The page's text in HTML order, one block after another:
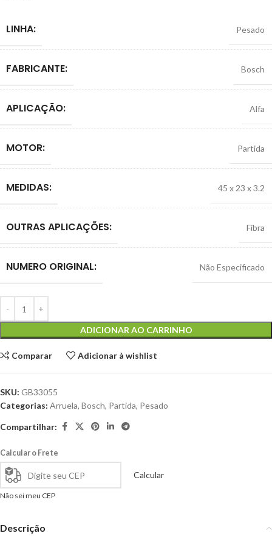
LINHA: Pesado
FABRICANTE: Bosch
APLICAÇÃO: Alfa
MOTOR: Partida
MEDIDAS: 45 x 23 x 3.2
OUTRAS APLICAÇÕES: Fibra
NUMERO ORIGINAL: Não Especificado
ADICIONAR AO CARRINHO
Comparar Adicionar à wishlist
SKU: GB33055
Categorias: Arruela, Bosch, Partida, Pesado
Compartilhar:
Calcular o Frete
Calcular
Não sei meu CEP
Descrição